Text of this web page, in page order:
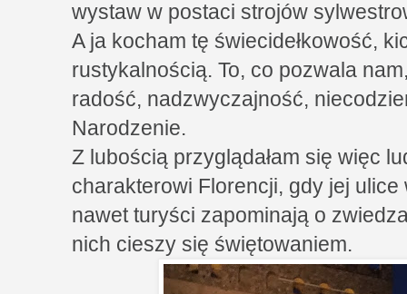
wystaw w postaci strojów
A ja kocham tę świecidełkowość,
rustykalnością. To, co pozwala
radość, nadzwyczajność,
Narodzenie.
Z lubością przyglądałam się więc
charakterowi Florencji, gdy jej ulice
nawet turyści zapominają o
nich cieszy się świętowaniem.